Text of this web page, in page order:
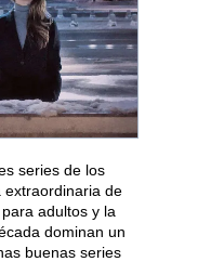
series de los
extraordinaria de
adultos y la
dominan un
buenas series